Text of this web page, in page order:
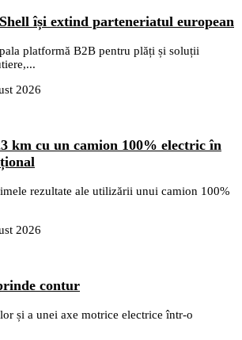
își extind parteneriatul european
platformă B2B pentru plăți și soluții
2026
km cu un camion 100% electric în
rezultate ale utilizării unui camion 100%
2026
contur
și a unei axe motrice electrice într-o